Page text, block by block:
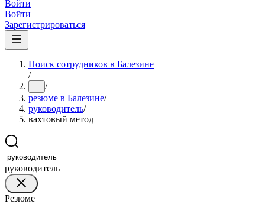
Войти
Войти
Зарегистрироваться
Поиск сотрудников в Балезине
/
... /
резюме в Балезине/
руководитель/
вахтовый метод
руководитель
Резюме